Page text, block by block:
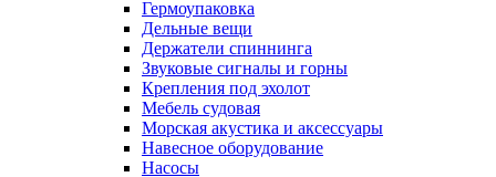
Гермоупаковка
Дельные вещи
Держатели спиннинга
Звуковые сигналы и горны
Крепления под эхолот
Мебель судовая
Морская акустика и аксессуары
Навесное оборудование
Насосы